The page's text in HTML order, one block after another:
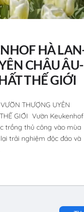
HÀ
CHÂU ÂU-
THẾ GIỚI
THƯỢNG UYÊN
GIỚI Vườn Keukenhof
trồng thủ công vào mùa
trải nghiệm độc đáo và